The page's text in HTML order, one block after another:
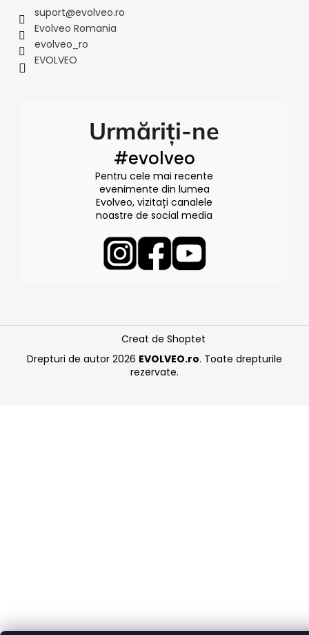
suport@evolveo.ro
Evolveo Romania
evolveo_ro
EVOLVEO
Urmăriți-ne
#evolveo
Pentru cele mai recente
evenimente din lumea
Evolveo, vizitați canalele
noastre de social media
Creat de Shoptet
Drepturi de autor 2026 EVOLVEO.ro. Toate drepturile
rezervate.